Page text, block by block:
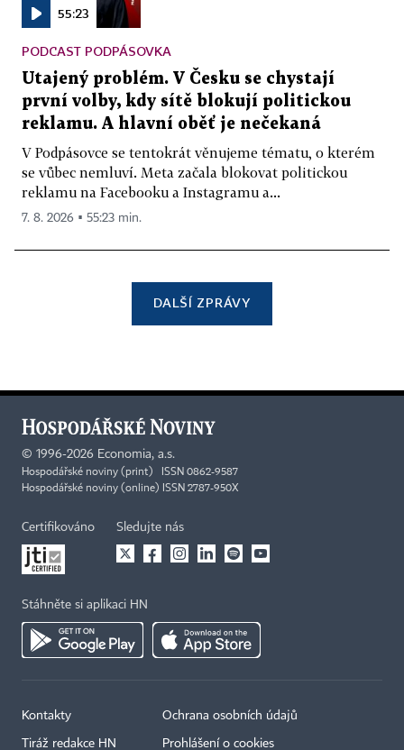
55:23
PODCAST PODPÁSOVKA
Utajený problém. V Česku se chystají
první volby, kdy sítě blokují politickou
reklamu. A hlavní oběť je nečekaná
V Podpásovce se tentokrát věnujeme tématu, o kterém
se vůbec nemluví. Meta začala blokovat politickou
reklamu na Facebooku a Instagramu a...
7. 8. 2026 ▪ 55:23 min.
DALŠÍ ZPRÁVY
© 1996-2026 Economia, a.s.
Hospodářské noviny (print) ISSN 0862-9587
Hospodářské noviny (online) ISSN 2787-950X
Certifikováno Sledujte nás
Stáhněte si aplikaci HN
Kontakty
Tiráž redakce HN
Ochrana osobních údajů
Prohlášení o cookies